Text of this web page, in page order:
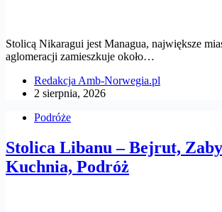
Stolicą Nikaragui jest Managua, największe
aglomeracji zamieszkuje około…
Redakcja Amb-Norwegia.pl
2 sierpnia, 2026
Podróże
Stolica Libanu – Bejrut,
Kuchnia, Podróż